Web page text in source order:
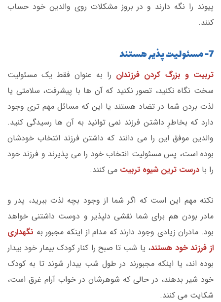
پیوند را نگه دارند و در بروز مشکلات روی والدین خود حساب
کنند.
7- مسئولیت پذیر هستند
تربیت و بزرگ کردن فرزندان را به عنوان فقط یک مسئولیت
سخت نگاه نکنید، تصور نکنید که آن ها با پیشرفت، سلامتی یا
لذت بردن شما در تضاد هستند یا این که مسائل مهم تری وجود
دارد که بخاطرِ داشتن فرزند نمی توانید به آن ها رسیدگی کنید.
والدین موفق این را می دانند که داشتن فرزند انتخاب خودشان
بوده است، پس مسئولیت انتخاب خود را می پذیرند و فرزند خود
را با درست ترین شیوه تربیت می کنند.
نکته مهم این است که اگر شما از وجود بچه لذت ببرید، پدر و
مادر بودن هم برای شما نقشی دلپذیر و دوست داشتنی خواهد
بود. مادران زیادی وجود دارند که مدام از اینکه مجبور به نگهداری
از فرزند خود هستند، یا شب تا صبح را کنار کودک بیمار خود بیدار
بوده اند، یا اینکه مجبورند در طول شب بیدار شوند تا به کودک
خود شیر بدهند، در حالی که شوهرشان در خواب آرام غرق است،
شکایت می کنند.